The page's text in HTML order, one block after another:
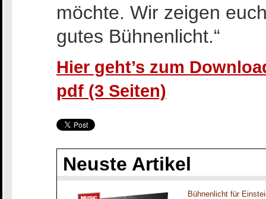
möchte. Wir zeigen
gutes Bühnenlicht.“
Hier geht’s zum
pdf (3 Seiten)
Neuste Artikel
Bühnenlicht für